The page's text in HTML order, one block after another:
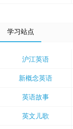
学习站点
沪江英语
新概念英语
英语故事
英文儿歌